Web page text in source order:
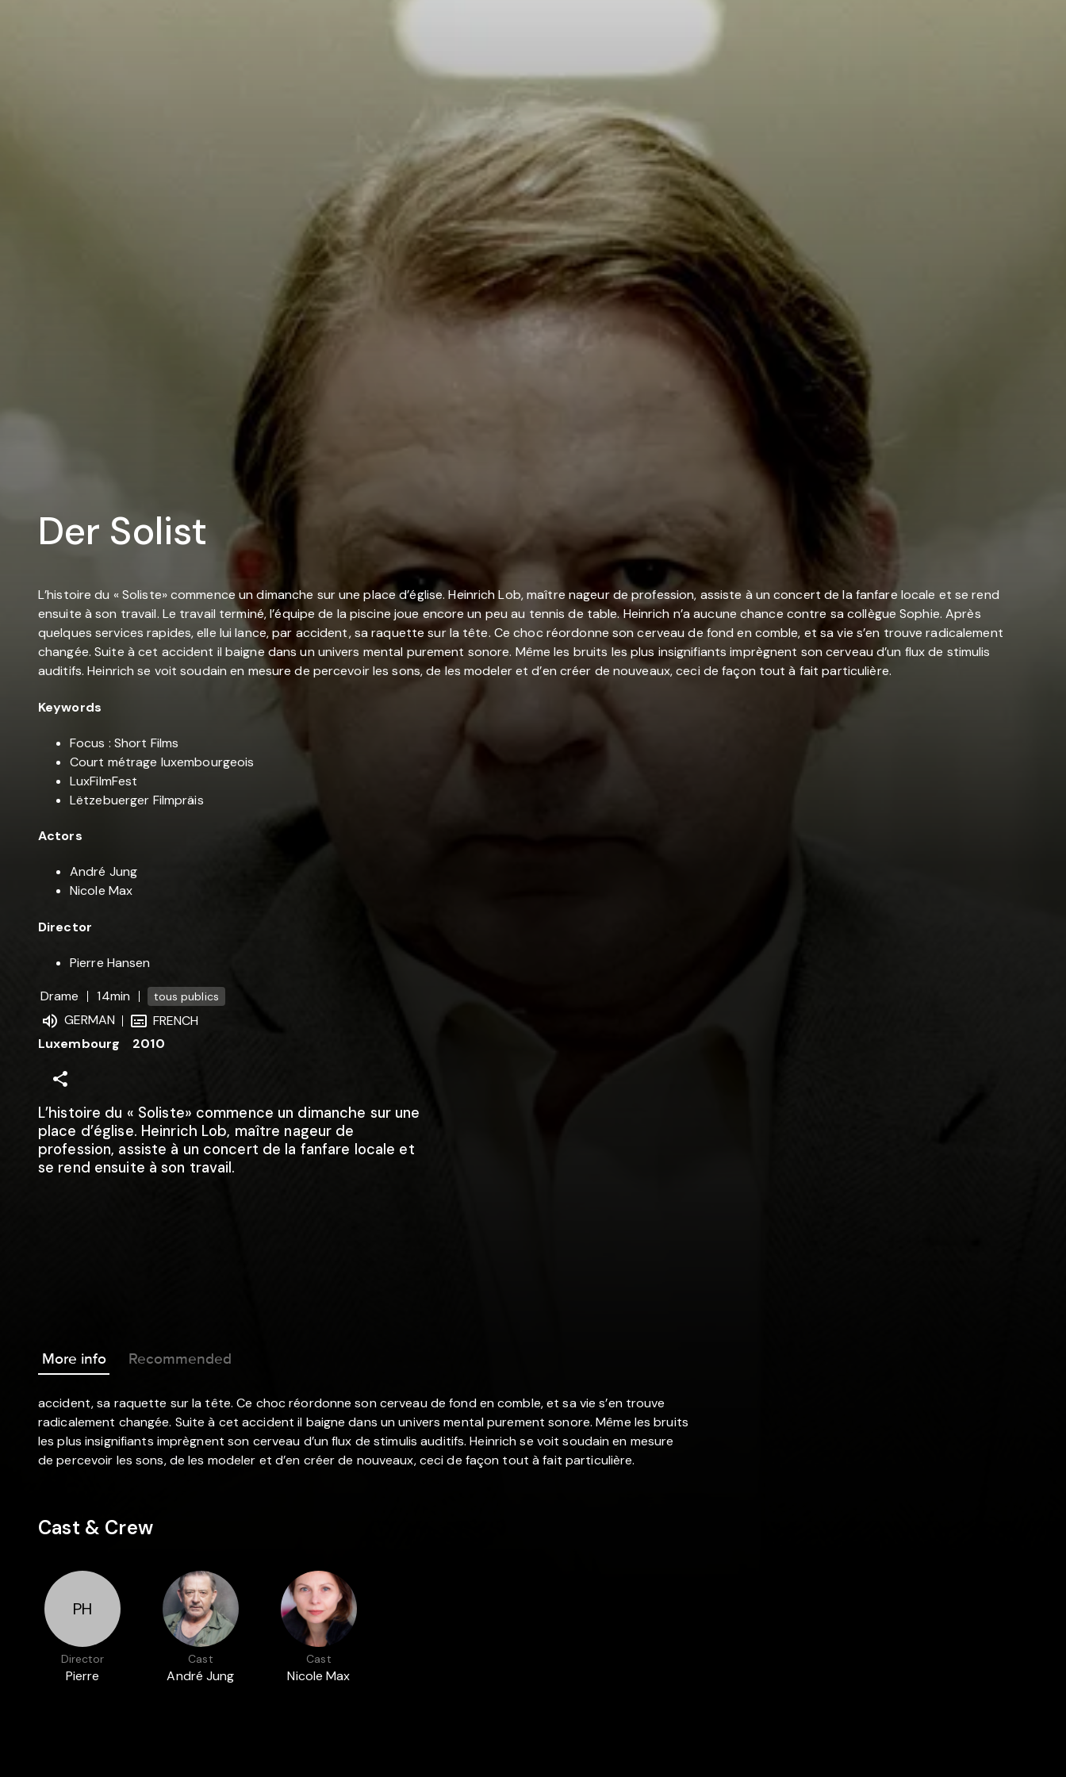
Der Solist
L’histoire du « Soliste» commence un dimanche sur une place d’église. Heinrich Lob, maître nageur de profession, assiste à un concert de la fanfare locale et se rend
ensuite à son travail. Le travail terminé, l’équipe de la piscine joue encore un peu au tennis de table. Heinrich n’a aucune chance contre sa collègue Sophie. Après
quelques services rapides, elle lui lance, par accident, sa raquette sur la tête. Ce choc réordonne son cerveau de fond en comble, et sa vie s’en trouve radicalement
changée. Suite à cet accident il baigne dans un univers mental purement sonore. Même les bruits les plus insignifiants imprègnent son cerveau d’un flux de stimulis
auditifs. Heinrich se voit soudain en mesure de percevoir les sons, de les modeler et d’en créer de nouveaux, ceci de façon tout à fait particulière.
Keywords
Focus : Short Films
Court métrage luxembourgeois
LuxFilmFest
Lëtzebuerger Filmpräis
Actors
André Jung
Nicole Max
Director
Pierre Hansen
Drame
14min tous publics
GERMAN
FRENCH
Luxembourg
2010
L’histoire du « Soliste» commence un dimanche sur une
place d’église. Heinrich Lob, maître nageur de
profession, assiste à un concert de la fanfare locale et
se rend ensuite à son travail.
More info Recommended
accident, sa raquette sur la tête. Ce choc réordonne son cerveau de fond en comble, et sa vie s’en trouve
radicalement changée. Suite à cet accident il baigne dans un univers mental purement sonore. Même les bruits
les plus insignifiants imprègnent son cerveau d’un flux de stimulis auditifs. Heinrich se voit soudain en mesure
de percevoir les sons, de les modeler et d’en créer de nouveaux, ceci de façon tout à fait particulière.
Cast & Crew
PH
Director
Pierre
Cast
André Jung
Cast
Nicole Max